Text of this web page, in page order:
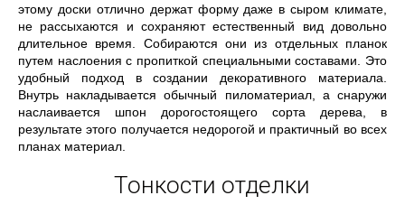
этому доски отлично держат форму даже в сыром климате,
не рассыхаются и сохраняют естественный вид довольно
длительное время. Собираются они из отдельных планок
путем наслоения с пропиткой специальными составами. Это
удобный подход в создании декоративного материала.
Внутрь накладывается обычный пиломатериал, а снаружи
наслаивается шпон дорогостоящего сорта дерева, в
результате этого получается недорогой и практичный во всех
планах материал.
Тонкости отделки